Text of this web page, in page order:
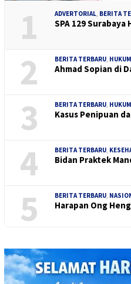
1 ADVERTORIAL, BERITA
SPA 129
2 BERITA TERBARU,
Ahmad Sopian di
3 BERITA TERBARU,
Kasus Penipuan
4 BERITA TERBARU,
Bidan Praktek
5 BERITA TERBARU,
Harapan Ong